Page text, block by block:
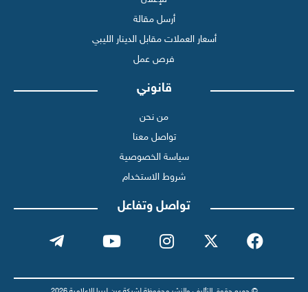
أرسل مقالة
أسعار العملات مقابل الدينار الليبي
فرص عمل
قانوني
من نحن
تواصل معنا
سياسة الخصوصية
شروط الاستخدام
تواصل وتفاعل